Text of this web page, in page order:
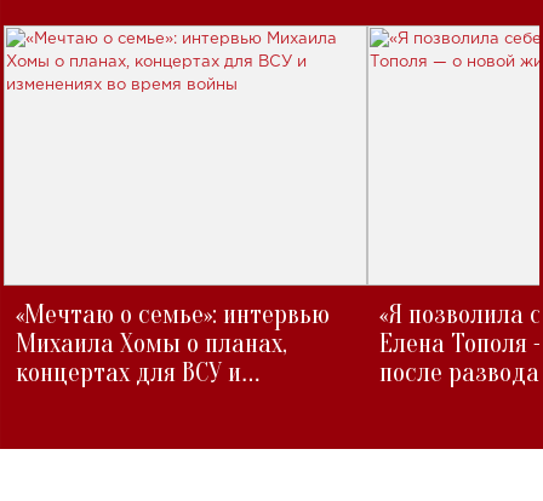
«Мечтаю о семье»: интервью
Михаила Хомы о планах,
концертах для ВСУ и
«Я позволила
Елена Тополя
после развода